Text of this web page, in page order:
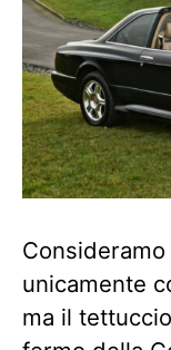
unicamente
ma il